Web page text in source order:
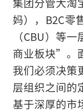
妈），B2C零
（CBU）等
商业板块”。
我们必须决策
层组织之间的
基于深厚的市